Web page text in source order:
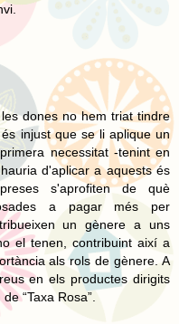
dones no hem triat tindre
injust que se li aplique un
necessitat -tenint en
d'aplicar a aquests és
s'aprofiten de què
a pagar més per
un gènere a uns
el tenen, contribuint així a
als rols de gènere. A
en els productes dirigits
“Taxa Rosa”.